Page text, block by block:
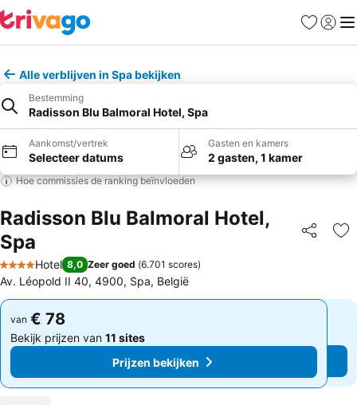
Favorieten
Alle verblijven in Spa bekijken
Bestemming
Radisson Blu Balmoral Hotel, Spa
Aankomst/vertrek
Selecteer datums
Gasten en kamers
2 gasten, 1 kamer
Hoe commissies de ranking beïnvloeden
Radisson Blu Balmoral Hotel,
Spa
Delen
4 Sterren
Hotel 8,0 Zeer goed (6.701 scores)
Av. Léopold II 40, 4900, Spa, België
van € 78
Bekijk prijzen van 11 sites
Prijzen bekijken
van € 78
Bekijk prijzen van 11 sites
Prijzen bekijken